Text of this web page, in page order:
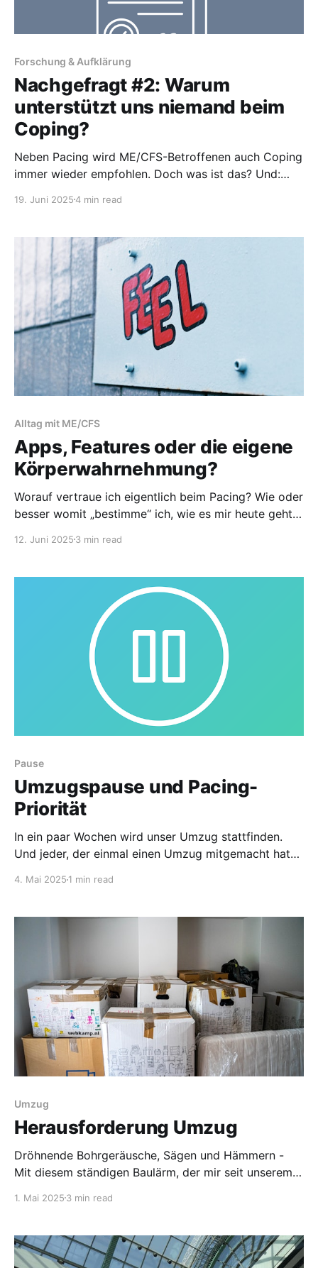
Forschung & Aufklärung
Nachgefragt #2: Warum
unterstützt uns niemand beim
Coping?
Neben Pacing wird ME/CFS-Betroffenen auch Coping
immer wieder empfohlen. Doch was ist das? Und:
gestellt oder findet man „Jemanden, der sich damit
Antworten gemacht. Dabei habe ich bei
amerikanischen Organisationen Coping Strategien
19. Juni 20254 min read
Alltag mit ME/CFS
Apps, Features oder die eigene
Körperwahrnehmung?
Worauf vertraue ich eigentlich beim Pacing? Wie oder
besser womit „bestimme“ ich, wie es mir heute geht,
Mittels Morning-Score in der Visible-App oder der
der Smartwatch? Oder höre ich doch
12. Juni 2025 3 min read
Pause
Umzugspause und Pacing-
Priorität
In ein paar Wochen wird unser Umzug stattfinden.
Und jeder, der einmal einen Umzug mitgemacht hat
Perfektionismus sowie den Wunsch alles unter
4. Mai 2025 1 min read
Umzug
Herausforderung Umzug
Dröhnende Bohrgeräusche, Sägen und Hämmern -
Mit diesem ständigen Baulärm, der mir seit unserem
macht, stand der Entschluss fest: Wir müssen hier
leicht, denn ich habe nach dem letzten Umzug mehr
als 3 Monate
1. Mai 2025 3 min read